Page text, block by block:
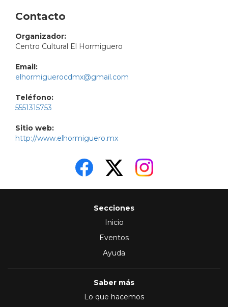
Contacto
Organizador:
Centro Cultural El Hormiguero
Email:
elhormiguerocdmx@gmail.com
Teléfono:
5551315753
Sitio web:
http://www.elhormiguero.mx
Secciones
Inicio
Eventos
Ayuda
Saber más
Lo que hacemos